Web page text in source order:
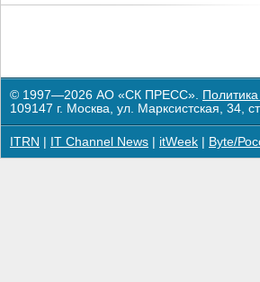
© 1997—2026 АО «СК ПРЕСС».
109147 г. Москва, ул. Марксистская,
ITRN IT Channel News itWeek Byte/